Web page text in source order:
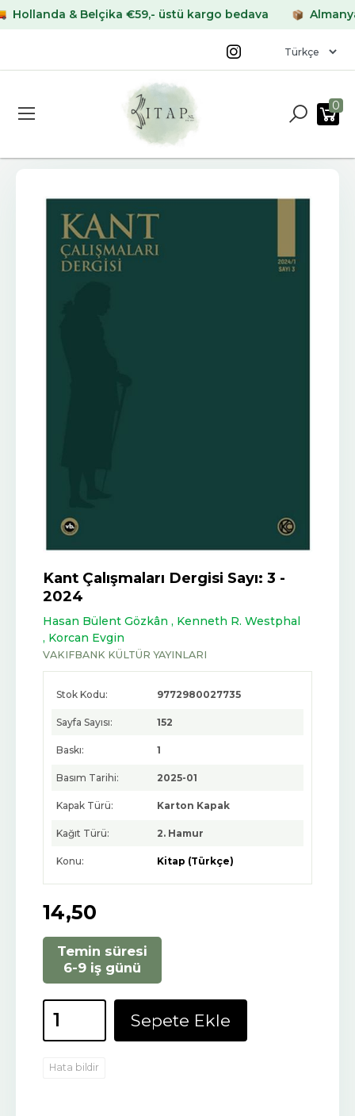
& Belçika €59,- üstü kargo bedava Almanya
0
Kant Çalışmaları Dergisi Sayı: 3 -
2024
Hasan Bülent Gözkân , Kenneth R. Westphal
, Korcan Evgin
VAKIFBANK KÜLTÜR YAYINLARI
Stok Kodu: 9772980027735
Sayfa Sayısı: 152
Baskı: 1
Basım Tarihi: 2025-01
Kapak Türü: Karton Kapak
Kağıt Türü: 2. Hamur
Konu: Kitap (Türkçe)
14,50
Temin süresi
6-9 iş günü
Sepete Ekle
Hata bildir